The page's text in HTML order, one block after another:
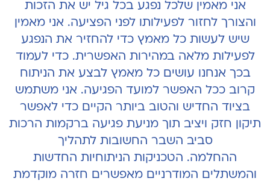
אני מאמין שלכל נפגע בכל גיל יש את הזכות
והצורך לחזור לפעילותו לפני הפציעה. אני מאמין
שיש לעשות כל מאמץ כדי להחזיר את הנפגע
לפעילות מלאה במהירות האפשרית. כדי לעמוד
בכך אנחנו עושים כל מאמץ לבצע את הניתוח
קרוב ככל האפשר למועד הפגיעה. אני משתמש
בציוד החדיש והטוב ביותר הקיים כדי לאפשר
תיקון חזק ויציב תוך מניעת פגיעה ברקמות הרכות
סביב השבר החשובות לתהליך
ההחלמה. הטכניקות הניתוחיות החדשות
והמשתלים המודרניים מאפשרים חזרה מוקדמת